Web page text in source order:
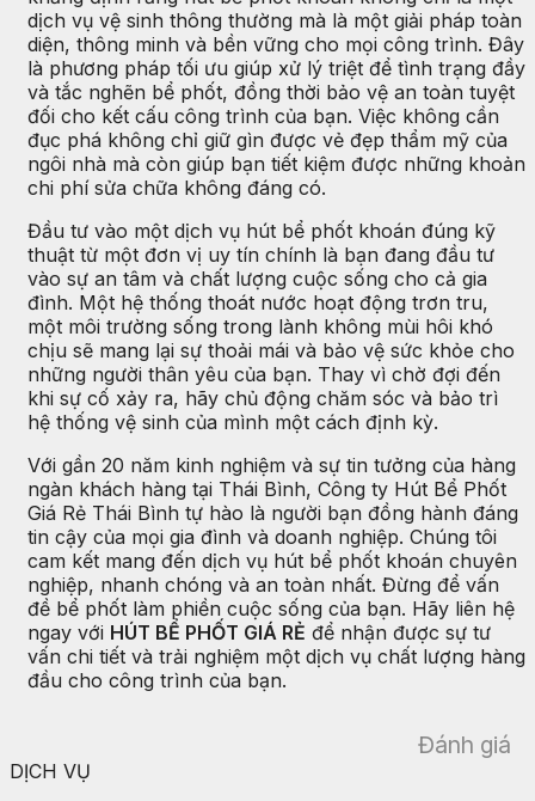
dịch vụ vệ sinh thông thường mà là một giải pháp toàn
diện, thông minh và bền vững cho mọi công trình. Đây
là phương pháp tối ưu giúp xử lý triệt để tình trạng đầy
và tắc nghẽn bể phốt, đồng thời bảo vệ an toàn tuyệt
đối cho kết cấu công trình của bạn. Việc không cần
đục phá không chỉ giữ gìn được vẻ đẹp thẩm mỹ của
ngôi nhà mà còn giúp bạn tiết kiệm được những khoản
chi phí sửa chữa không đáng có.
Đầu tư vào một dịch vụ hút bể phốt khoán đúng kỹ
thuật từ một đơn vị uy tín chính là bạn đang đầu tư
vào sự an tâm và chất lượng cuộc sống cho cả gia
đình. Một hệ thống thoát nước hoạt động trơn tru,
một môi trường sống trong lành không mùi hôi khó
chịu sẽ mang lại sự thoải mái và bảo vệ sức khỏe cho
những người thân yêu của bạn. Thay vì chờ đợi đến
khi sự cố xảy ra, hãy chủ động chăm sóc và bảo trì
hệ thống vệ sinh của mình một cách định kỳ.
Với gần 20 năm kinh nghiệm và sự tin tưởng của hàng
ngàn khách hàng tại Thái Bình, Công ty Hút Bể Phốt
Giá Rẻ Thái Bình tự hào là người bạn đồng hành đáng
tin cậy của mọi gia đình và doanh nghiệp. Chúng tôi
cam kết mang đến dịch vụ hút bể phốt khoán chuyên
nghiệp, nhanh chóng và an toàn nhất. Đừng để vấn
đề bể phốt làm phiền cuộc sống của bạn. Hãy liên hệ
ngay với HÚT BỂ PHỐT GIÁ RẺ để nhận được sự tư
vấn chi tiết và trải nghiệm một dịch vụ chất lượng hàng
đầu cho công trình của bạn.
Đánh giá
DỊCH VỤ